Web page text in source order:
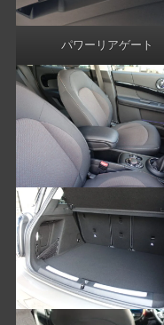
パワーリアゲート